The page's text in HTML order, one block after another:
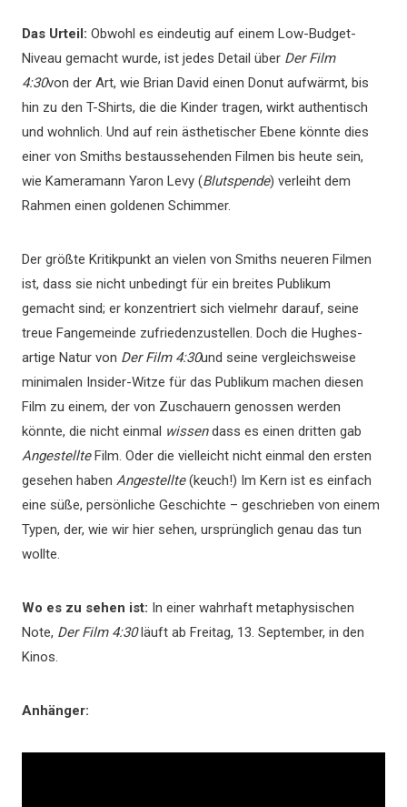
Das Urteil: Obwohl es eindeutig auf einem Low-Budget-
Niveau gemacht wurde, ist jedes Detail über Der Film
4:30von der Art, wie Brian David einen Donut aufwärmt, bis
hin zu den T-Shirts, die die Kinder tragen, wirkt authentisch
und wohnlich. Und auf rein ästhetischer Ebene könnte dies
einer von Smiths bestaussehenden Filmen bis heute sein,
wie Kameramann Yaron Levy (Blutspende) verleiht dem
Rahmen einen goldenen Schimmer.
Der größte Kritikpunkt an vielen von Smiths neueren Filmen
ist, dass sie nicht unbedingt für ein breites Publikum
gemacht sind; er konzentriert sich vielmehr darauf, seine
treue Fangemeinde zufriedenzustellen. Doch die Hughes-
artige Natur von Der Film 4:30und seine vergleichsweise
minimalen Insider-Witze für das Publikum machen diesen
Film zu einem, der von Zuschauern genossen werden
könnte, die nicht einmal wissendass es einen dritten gab
AngestellteFilm. Oder die vielleicht nicht einmal den ersten
gesehen haben Angestellte(keuch!) Im Kern ist es einfach
eine süße, persönliche Geschichte – geschrieben von einem
Typen, der, wie wir hier sehen, ursprünglich genau das tun
wollte.
Wo es zu sehen ist: In einer wahrhaft metaphysischen
Note, Der Film 4:30läuft ab Freitag, 13. September, in den
Kinos.
Anhänger: